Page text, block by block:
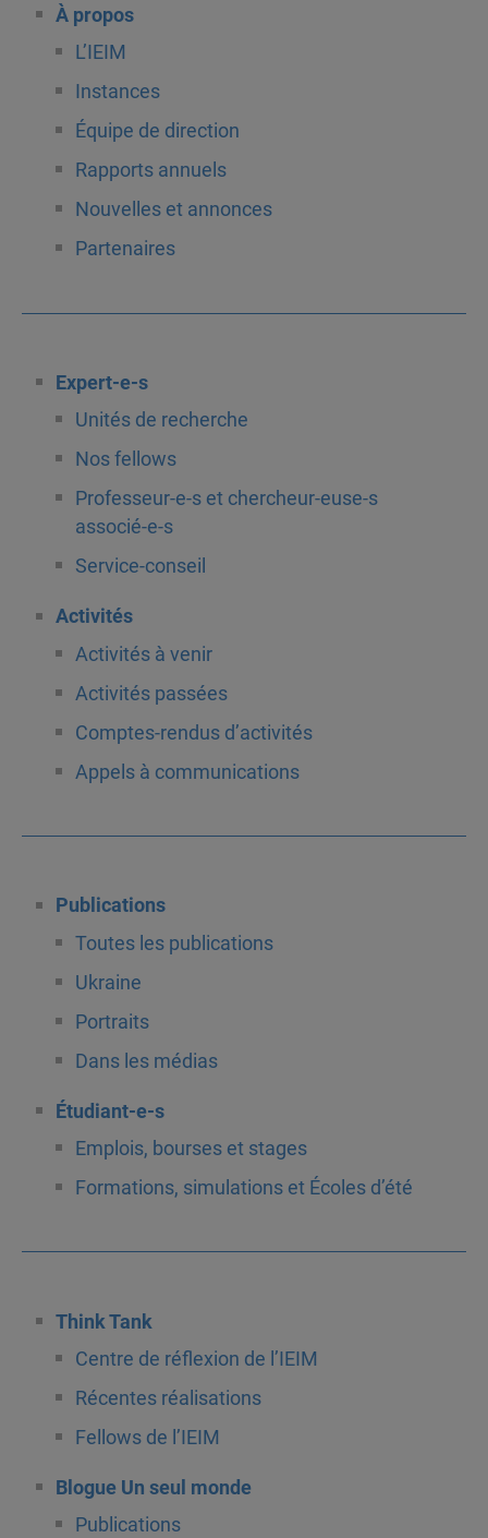
À propos
L’IEIM
Instances
Équipe de direction
Rapports annuels
Nouvelles et annonces
Partenaires
Expert-e-s
Unités de recherche
Nos fellows
Professeur-e-s et chercheur-euse-s
associé-e-s
Service-conseil
Activités
Activités à venir
Activités passées
Comptes-rendus d’activités
Appels à communications
Publications
Toutes les publications
Ukraine
Portraits
Dans les médias
Étudiant-e-s
Emplois, bourses et stages
Formations, simulations et Écoles d’été
Think Tank
Centre de réflexion de l’IEIM
Récentes réalisations
Fellows de l’IEIM
Blogue Un seul monde
Publications